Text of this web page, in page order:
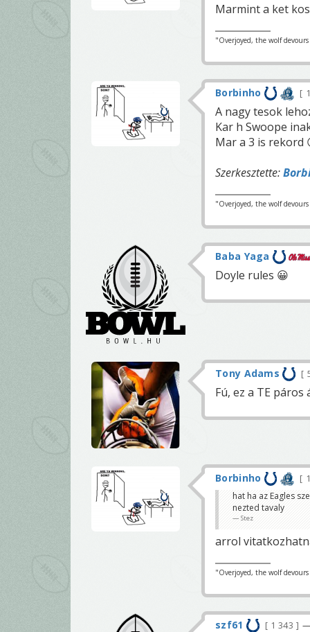
Marmint a ket
"Overjoyed, the wolf
Borbinho
A nagy tesok
Kar h Swoope
Mar a 3 is rekord
Szerkesztette:
"Overjoyed, the wolf
Baba Yaga
Doyle rules 😀
Tony Adams
Fú, ez a TE páros
Borbinho
hat ha az Eagles
nezted tavaly
Stez
arrol
"Overjoyed, the wolf
szf61 1 343 —